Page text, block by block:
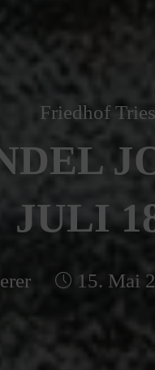
Friedhof
JULI
15. Mai